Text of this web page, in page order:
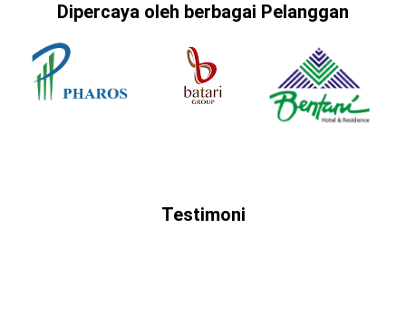
Dipercaya oleh berbagai Pelanggan
Testimoni